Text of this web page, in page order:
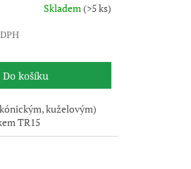
Skladem(>5 ks)
Do košíku
kuželovým)
TR15